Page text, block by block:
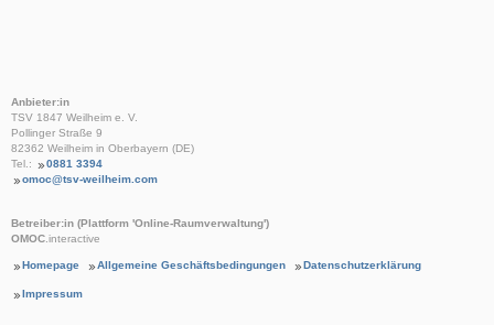
Anbieter:in
TSV 1847 Weilheim e. V.
Pollinger Straße 9
82362 Weilheim in Oberbayern (DE)
Tel.:
0881 3394
omoc@tsv-weilheim.com
Betreiber:in (Plattform 'Online-Raumverwaltung')
OMOC.interactive
Homepage Allgemeine Geschäftsbedingungen Datenschutzerklärung
Impressum